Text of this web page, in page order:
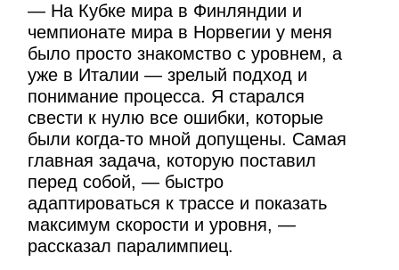
— На Кубке мира в Финляндии и
чемпионате мира в Норвегии у меня
было просто знакомство с уровнем, а
уже в Италии — зрелый подход и
понимание процесса. Я старался
свести к нулю все ошибки, которые
были когда-то мной допущены. Самая
главная задача, которую поставил
перед собой, — быстро
адаптироваться к трассе и показать
максимум скорости и уровня, —
рассказал паралимпиец.